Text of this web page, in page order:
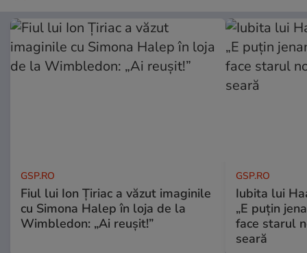
GSP.RO
Fiul lui Ion Țiriac a văzut imaginile
cu Simona Halep în loja de la
Wimbledon: „Ai reușit!”
GSP.RO
Iubita lui
„E puțin
face starul
seară